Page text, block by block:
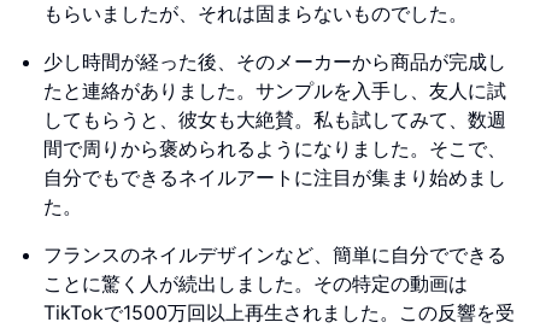
もらいましたが、それは固まらないものでした。
少し時間が経った後、そのメーカーから商品が完成し
たと連絡がありました。サンプルを入手し、友人に試
してもらうと、彼女も大絶賛。私も試してみて、数週
間で周りから褒められるようになりました。そこで、
自分でもできるネイルアートに注目が集まり始めまし
た。
フランスのネイルデザインなど、簡単に自分でできる
ことに驚く人が続出しました。その特定の動画は
TikTokで1500万回以上再生されました。この反響を受